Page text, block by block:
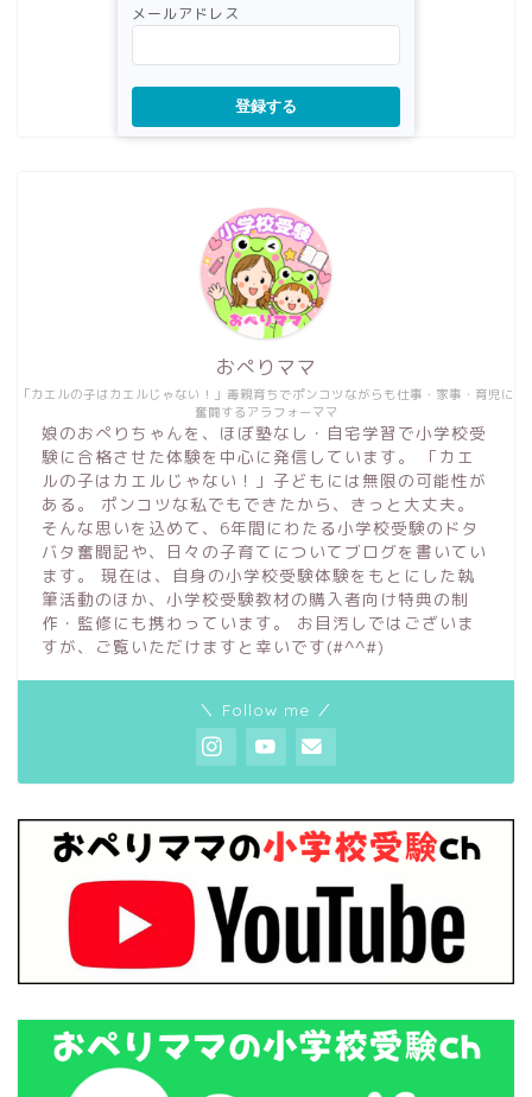
メールアドレス
登録する
「カエルの子はカエルじゃない！」毒親育ちでポンコツながらも仕事・家事・育児に
奮闘するアラフォーママ
おぺりママ
娘のおぺりちゃんを、ほぼ塾なし・自宅学習で小学校受
験に合格させた体験を中心に発信しています。 「カエ
ルの子はカエルじゃない！」子どもには無限の可能性が
ある。 ポンコツな私でもできたから、きっと大丈夫。
そんな思いを込めて、6年間にわたる小学校受験のドタ
バタ奮闘記や、日々の子育てについてブログを書いてい
ます。 現在は、自身の小学校受験体験をもとにした執
筆活動のほか、小学校受験教材の購入者向け特典の制
作・監修にも携わっています。 お目汚しではございま
すが、ご覧いただけますと幸いです(#^^#)
＼ Follow me ／